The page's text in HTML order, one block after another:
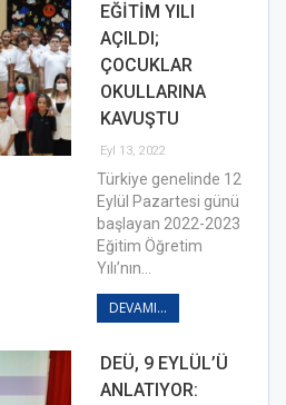
EĞİTİM YILI
AÇILDI;
ÇOCUKLAR
OKULLARINA
KAVUŞTU
Eyl 13, 2022
Türkiye genelinde 12
Eylül Pazartesi günü
başlayan 2022-2023
Eğitim Öğretim
Yılı’nın…
DEVAMI...
DEÜ, 9 EYLÜL’Ü
ANLATIYOR: